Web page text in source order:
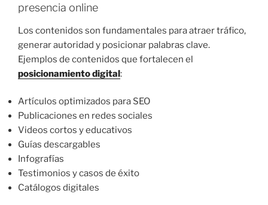
presencia online
Los contenidos son fundamentales para atraer tráfico,
generar autoridad y posicionar palabras clave.
Ejemplos de contenidos que fortalecen el
posicionamiento digital:
Artículos optimizados para SEO
Publicaciones en redes sociales
Videos cortos y educativos
Guías descargables
Infografías
Testimonios y casos de éxito
Catálogos digitales